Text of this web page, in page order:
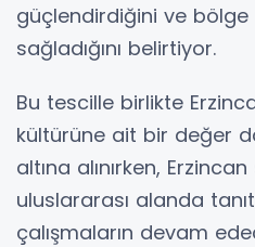
güçlendirdiğini ve bölge
sağladığını belirtiyor.
Bu tescille birlikte
kültürüne ait bir değer
altına alınırken,
uluslararası alanda
çalışmaların devam